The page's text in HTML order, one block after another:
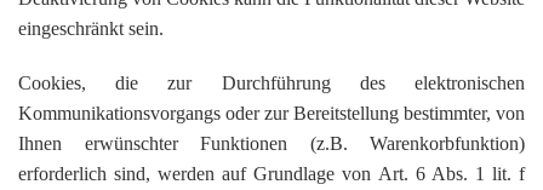
eingeschränkt sein.
Cookies, die zur Durchführung des elektronischen
Kommunikationsvorgangs oder zur Bereitstellung bestimmter, von
Ihnen erwünschter Funktionen (z.B. Warenkorbfunktion)
erforderlich sind, werden auf Grundlage von Art. 6 Abs. 1 lit. f